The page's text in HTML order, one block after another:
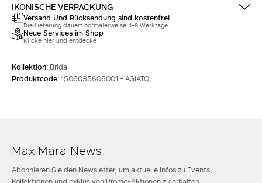
IKONISCHE VERPACKUNG
Versand Und Rücksendung sind kostenfrei
Die Lieferung dauert normalerweise 4-8 Werktage.
Neue Services im Shop
Klicke hier und entdecke
Kollektion: Bridal
Produktcode:1506035606001 - AGIATO
Max Mara News
Abonnieren Sie den Newsletter, um aktuelle Infos zu Events,